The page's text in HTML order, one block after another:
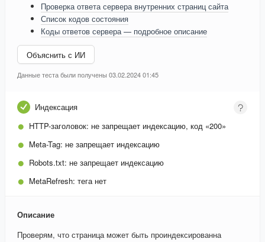
Проверка ответа сервера внутренних страниц сайта
Список кодов состояния
Коды ответов сервера — подробное описание
Объяснить с ИИ
Данные теста были получены 03.02.2024 01:45
Индексация
HTTP-заголовок: не запрещает индексацию, код «200»
Meta-Tag: не запрещает индексацию
Robots.txt: не запрещает индексацию
MetaRefresh: тега нет
Описание
Проверям, что страница может быть проиндексированна